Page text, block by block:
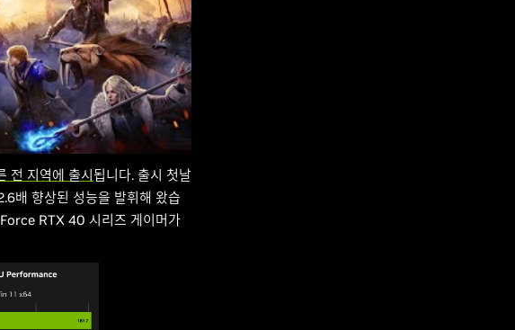
전 지역에 출시됩니다. 출시 첫날
배 향상된 성능을 발휘해 왔습
RTX 40 시리즈 게이머가